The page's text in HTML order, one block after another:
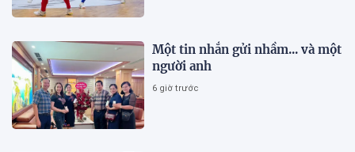
Một tin nhắn gửi nhầm... và một
người anh
6 giờ trước